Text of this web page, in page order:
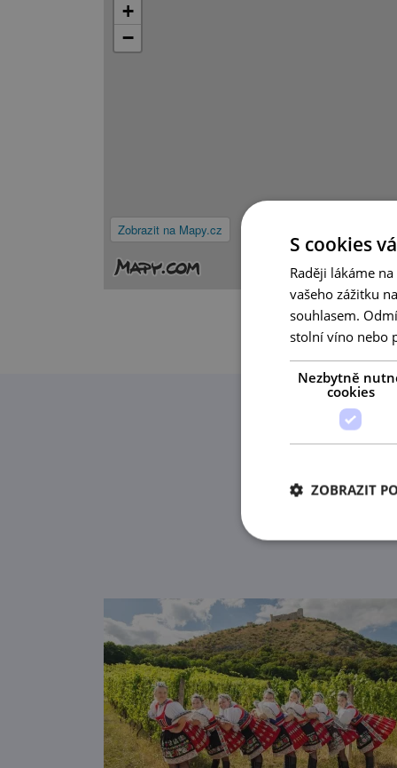
Zobrazit na Mapy.cz
+
−
S cookies
Raději lákáme
vašeho zážitku
souhlasem.
stolní víno nebo
Nezbytně
cookies
ZOBRAZIT